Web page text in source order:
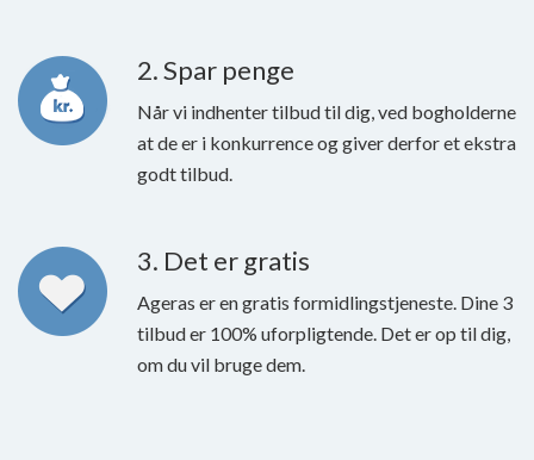
2. Spar penge
Når vi indhenter tilbud til dig, ved bogholderne
at de er i konkurrence og giver derfor et ekstra
godt tilbud.
3. Det er gratis
Ageras er en gratis formidlingstjeneste. Dine 3
tilbud er 100% uforpligtende. Det er op til dig,
om du vil bruge dem.